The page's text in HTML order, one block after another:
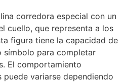
corredora especial con un
cuello, que representa a los
figura tiene la capacidad de
símbolo para completar
El comportamiento
variarse dependiendo